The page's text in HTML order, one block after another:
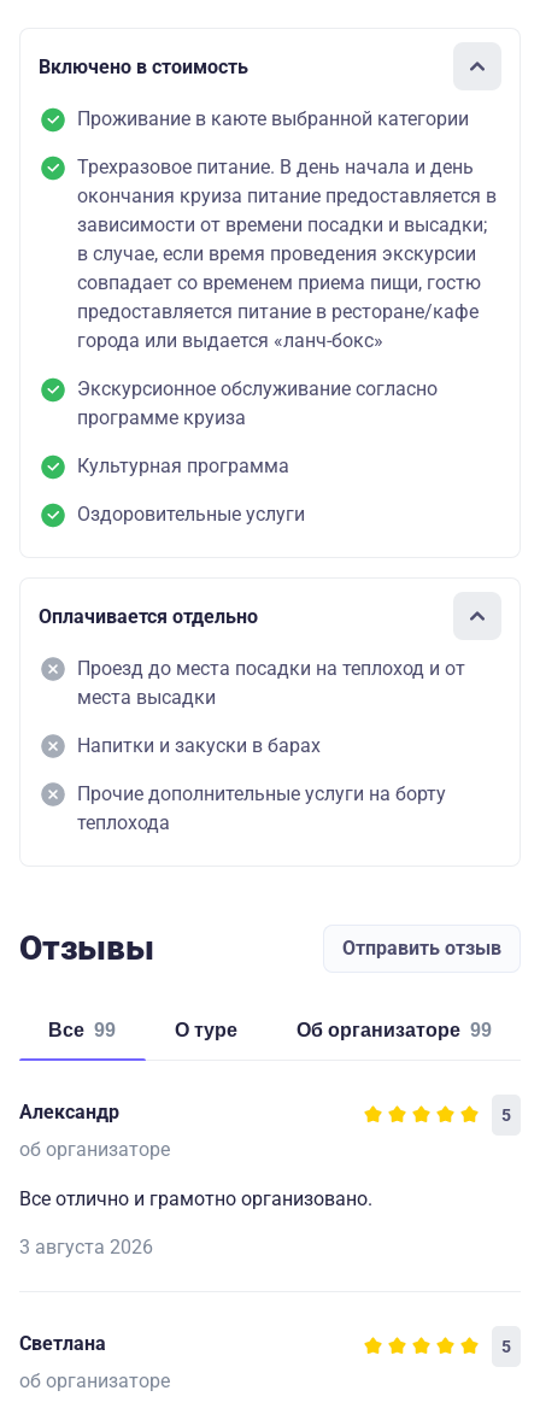
Включено в стоимость
Проживание в каюте выбранной категории
Трехразовое питание. В день начала и день
окончания круиза питание предоставляется в
зависимости от времени посадки и высадки;
в случае, если время проведения экскурсии
совпадает со временем приема пищи, гостю
предоставляется питание в ресторане/кафе
города или выдается «ланч-бокс»
Экскурсионное обслуживание согласно
программе круиза
Культурная программа
Оздоровительные услуги
Оплачивается отдельно
Проезд до места посадки на теплоход и от
места высадки
Напитки и закуски в барах
Прочие дополнительные услуги на борту
теплохода
Отзывы Отправить отзыв
Все 99 о туре об организаторе 99
Александр 5
об организаторе
Все отлично и грамотно организовано.
3 августа 2026
Светлана 5
об организаторе